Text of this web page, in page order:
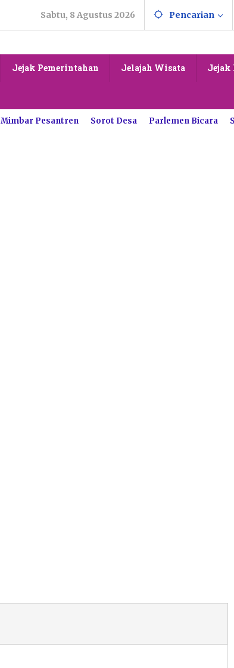
Sabtu, 8 Agustus 2026 Pencarian
Jejak Pemerintahan Jelajah Wisata Jejak
Mimbar Pesantren Sorot Desa Parlemen Bicara